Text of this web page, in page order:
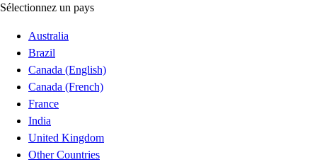
Sélectionnez un pays
Australia
Brazil
Canada (English)
Canada (French)
France
India
United Kingdom
Other Countries